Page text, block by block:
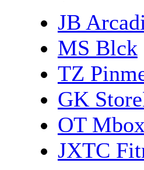
JB
MS Blck
TZ
GK
OT Mbox
JXTC